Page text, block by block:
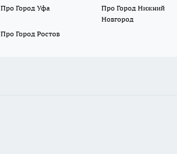
Про Город Уфа
Про Город Нижний
Новгород
Про Город Ростов